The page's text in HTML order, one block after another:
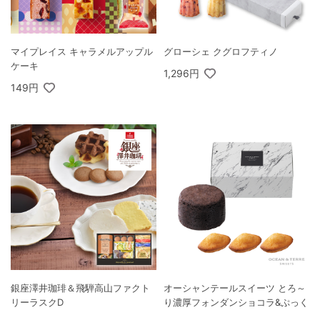
マイプレイス キャラメルアップル
ケーキ
149円
グローシェ クグロフティノ
1,296円
銀座澤井珈琲＆飛騨高山ファクト
リーラスクD
オーシャンテールスイーツ とろ～
り濃厚フォンダンショコラ&ぷっく